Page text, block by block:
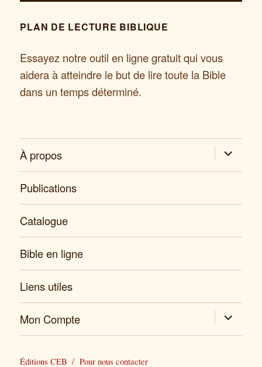
PLAN DE LECTURE BIBLIQUE
Essayez notre outil en ligne gratuit qui vous
aidera à atteindre le but de lire toute la Bible
dans un temps déterminé.
À propos expand
child
menu
Publications
Catalogue
Bible en ligne
Liens utiles
Mon Compte expand
child
menu
Éditions CEB Pour nous contacter